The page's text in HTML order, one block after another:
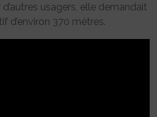
usagers, elle demandait
d’environ 370 mètres.